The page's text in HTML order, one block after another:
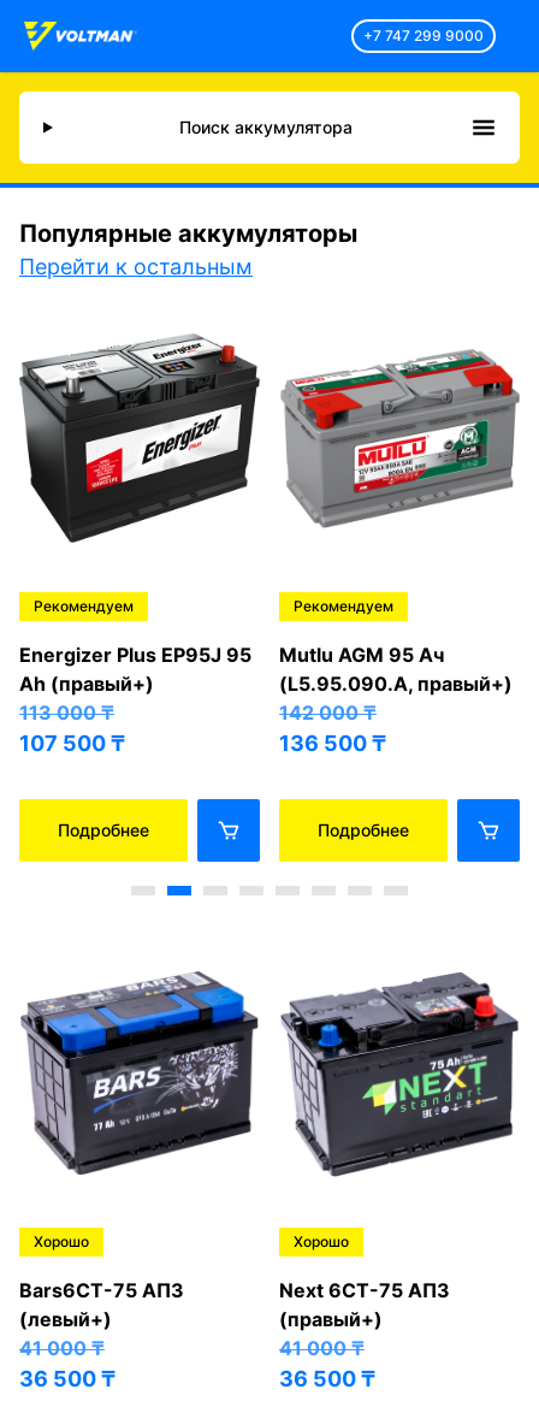
+7 747 299 9000
Поиск аккумулятора
Популярные аккумуляторы
Перейти к остальным
Рекомендуем
Energizer Plus EP95J 95
Ah (правый+)
113 000₸
107 500₸
Подробнее
Рекомендуем
Mutlu AGM 95 Ач
(L5.95.090.A, правый+)
142 000₸
136 500₸
Подробнее
Хорошо
Bars6СТ-75 АПЗ
(левый+)
41 000₸
36 500₸
Хорошо
Next 6СТ-75 АПЗ
(правый+)
41 000₸
36 500₸